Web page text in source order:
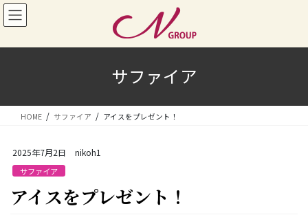
コ
ン
ン
キ
ナ
ビ
ー
に
サファイア
HOME サファイア アイスをプレゼント！
2025年7月2日 nikoh1
サファイア
アイスをプレゼント！